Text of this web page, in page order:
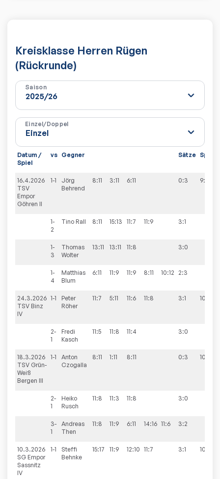
Kreisklasse Herren Rügen
(Rückrunde)
Saison
Einzel/Doppel
Datum /
Spiel
vs Gegner Sätze Spiele
16.4.2026
TSV
Empor
Göhren II
1-1
Jörg
Behrend
8:11 3:11 6:11 0:3 9:9
1-
2
Tino Rall 8:11 15:13 11:7 11:9 3:1
1-
3
Thomas
Wolter
13:11 13:11 11:8 3:0
1-
4
Matthias
Blum
6:11 11:9 11:9 8:11 10:12 2:3
24.3.2026
TSV Binz
IV
1-1
Peter
Röher
11:7 5:11 11:6 11:8 3:1 10:0
2-
1
Fredi
Kasch
11:5 11:8 11:4 3:0
18.3.2026
TSV Grün-
Weiß
Bergen III
1-1
Anton
Czogalla
8:11 1:11 8:11 0:3 10:4
2-
1
Heiko
Rusch
11:8 11:3 11:8 3:0
3-
1
Andreas
Then
11:8 11:9 6:11 14:16 11:6 3:2
10.3.2026
SG Empor
Sassnitz
IV
1-1
Steffi
Behnke
15:17 11:9 12:10 11:7 3:1 10:3